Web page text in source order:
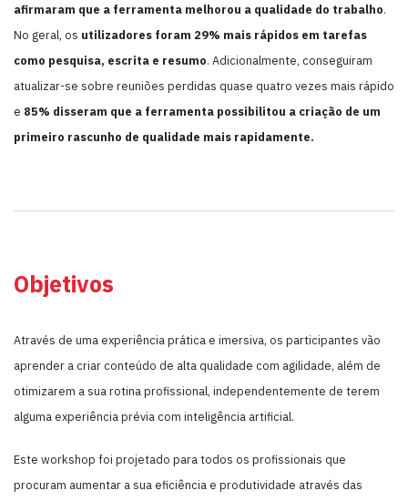
afirmaram que a ferramenta melhorou a qualidade do trabalho.
No geral, os utilizadores foram 29% mais rápidos em tarefas
como pesquisa, escrita e resumo. Adicionalmente, conseguiram
atualizar-se sobre reuniões perdidas quase quatro vezes mais rápido
e 85% disseram que a ferramenta possibilitou a criação de um
primeiro rascunho de qualidade mais rapidamente​.
Objetivos
Através de uma experiência prática e imersiva, os participantes vão
aprender a criar conteúdo de alta qualidade com agilidade, além de
otimizarem a sua rotina profissional, independentemente de terem
alguma experiência prévia com inteligência artificial.
Este workshop foi projetado para todos os profissionais que
procuram aumentar a sua eficiência e produtividade através das